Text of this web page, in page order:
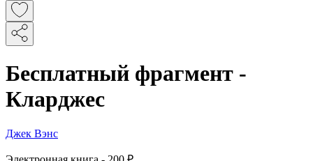
Бесплатный фрагмент -
Кларджес
Джек Вэнс